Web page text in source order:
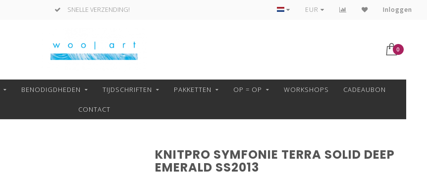
SNELLE VERZENDING! VEILIG BETALEN MET MOLLIE!
EUR Inloggen
0
BENODIGDHEDEN TIJDSCHRIFTEN PAKKETTEN OP = OP WORKSHOPS CADEAUBON
CONTACT
KNITPRO SYMFONIE TERRA SOLID DEEP
EMERALD SS2013